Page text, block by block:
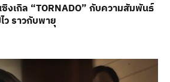
งเกิล “TORNADO” กับความสัมพันธ์
ว ราวกับพายุ